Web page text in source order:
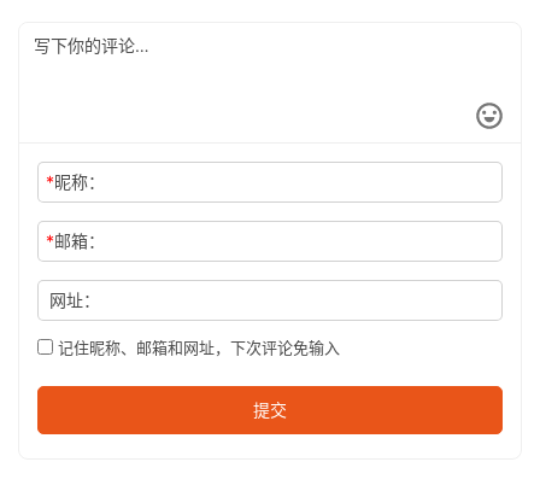
*昵称：
*邮箱：
网址：
记住昵称、邮箱和网址，下次评论免输入
提交